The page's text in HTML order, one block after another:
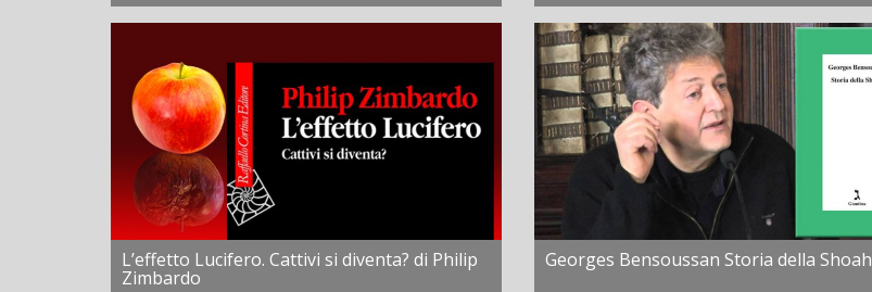
L’effetto Lucifero. Cattivi si diventa? di Philip
Zimbardo
Georges Bensoussan Storia della Shoah